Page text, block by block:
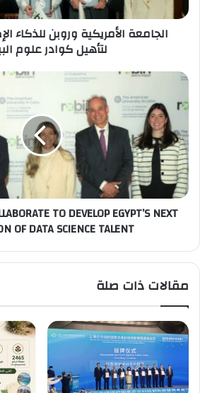
علوم
البياناتالجامعة الأمريكية وروبن للذكاء
لتأهيل كوادر علوم
AUC
ROBIN
COLLABORATE
TO
DEVELOP
EGYPT’S
NEXT
GENERATION
OF
TO DEVELOP EGYPT’S NEXT
OF DATA SCIENCE TALENT
مقالات ذات صلة